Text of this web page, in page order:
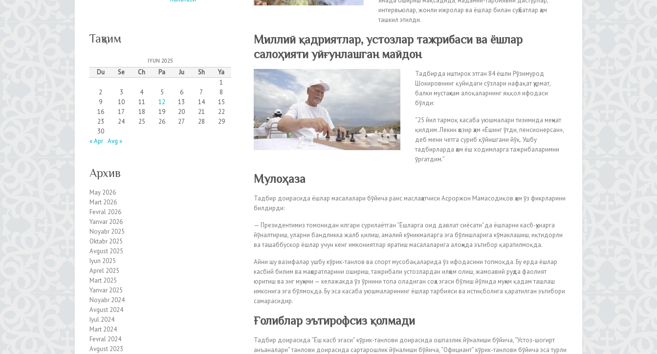
интервьюлар, жонли ижролар ва ёшлар билан суҳбатлар ҳам
ташкил этилди.
Миллий қадриятлар, устозлар тажрибаси ва ёшлар
салоҳияти уйғунлашган майдон
Тадбирда иштирок этган 84 ёшли Рўзимурод
Шокировнинг қуйидаги сўзлари нафақат ҳурмат,
балки мустаҳкам алоқаларнинг яққол ифодаси
бўлди:
“25 йил тармоқ касаба уюшмалари тизимида меҳнат
қилдим. Лекин ҳозир ҳам «Ёшинг ўтди, пенсионерсан»,
деб мени четга суриб қўйишгани йўқ. Ушбу
тадбирларда ҳам ёш ходимларга тажрибаларимни
ўргатдим.”
Мулоҳаза
Тадбир доирасида ёшлар масалалари бўйича раис маслаҳатчиси Асроржон Мамасодиқов ҳам ўз фикрларини
билдирди:
— Президентимиз томонидан илгари сурилаётган “Ёшларга оид давлат сиёсати”да ёшларни касб-ҳунарга
йўналтириш, уларни бандликка жалб қилиш, амалий кўникмаларга эга бўлишларига кўмаклашиш, иқтидорли
ва ташаббускор ёшлар учун кенг имкониятлар яратиш масалаларига алоҳида эътибор қаратилмоқда.
Айни шу вазифалар ушбу кўрик-танлов ва спорт мусобақаларида ўз ифодасини топмоқда. Бу ерда ёшлар
касбий билим ва маҳоратларини ошириш, тажрибали устозлардан илҳом олиш, жамоавий руҳда фаолият
юритиш ва энг муҳими — келажакда ўз ўрнини топа оладиган соҳа эгаси бўлиш йўлида муҳим қадам ташлаш
имконига эга бўлмоқда. Бу эса касаба уюшмаларининг ёшлар тарбияси ва истиқболига қаратилган эътибори
самарасидир.
Ғолиблар эътирофсиз қолмади
Тадбир доирасида “Ёш касб эгаси” кўрик-танлови доирасида ошпазлик йўналиши бўйича, “Устоз-шогирт
анъаналари” танлови доирасида сартарошлик йўналиши бўйича, “Официант” кўрик-танлови бўйича эса турли
Тақвим
IYUN 2025
Du Se Ch Pa Ju Sh
Ya
1
2
3 4 5 6 7
8
9
10 11 12 13 14
15
16
17 18 19 20 21
22
23
24 25 26 27 28
29
30
« Apr Avg »
Архив
May 2026
Mart 2026
Fevral 2026
Yanvar 2026
Noyabr 2025
Oktabr 2025
Avgust 2025
Iyun 2025
Aprel 2025
Mart 2025
Yanvar 2025
Noyabr 2024
Avgust 2024
Iyul 2024
Mart 2024
Fevral 2024
Avgust 2023